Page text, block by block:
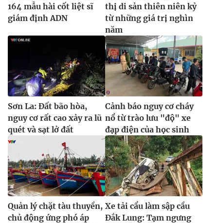
164 mẫu hài cốt liệt sĩ
giám định ADN
thị di sản thiên niên kỷ
từ những giá trị nghìn
năm
Sơn La: Đất bão hòa,
nguy cơ rất cao xảy ra lũ
quét và sạt lở đất
Cảnh báo nguy cơ cháy
nổ từ trào lưu "độ" xe
đạp điện của học sinh
Quản lý chặt tàu thuyền,
chủ động ứng phó áp
Xe tải cẩu làm sập cầu
Đắk Lung: Tạm ngưng